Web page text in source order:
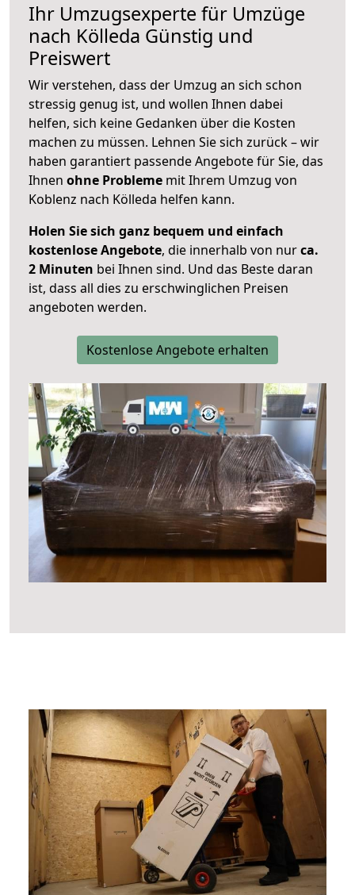
Ihr Umzugsexperte für Umzüge
nach Kölleda Günstig und
Preiswert
Wir verstehen, dass der Umzug an sich schon
stressig genug ist, und wollen Ihnen dabei
helfen, sich keine Gedanken über die Kosten
machen zu müssen. Lehnen Sie sich zurück – wir
haben garantiert passende Angebote für Sie, das
Ihnen ohne Probleme mit Ihrem Umzug von
Koblenz nach Kölleda helfen kann.
Holen Sie sich ganz bequem und einfach
kostenlose Angebote, die innerhalb von nurca.
2 Minuten bei Ihnen sind. Und das Beste daran
ist, dass all dies zu erschwinglichen Preisen
angeboten werden.
Kostenlose Angebote erhalten